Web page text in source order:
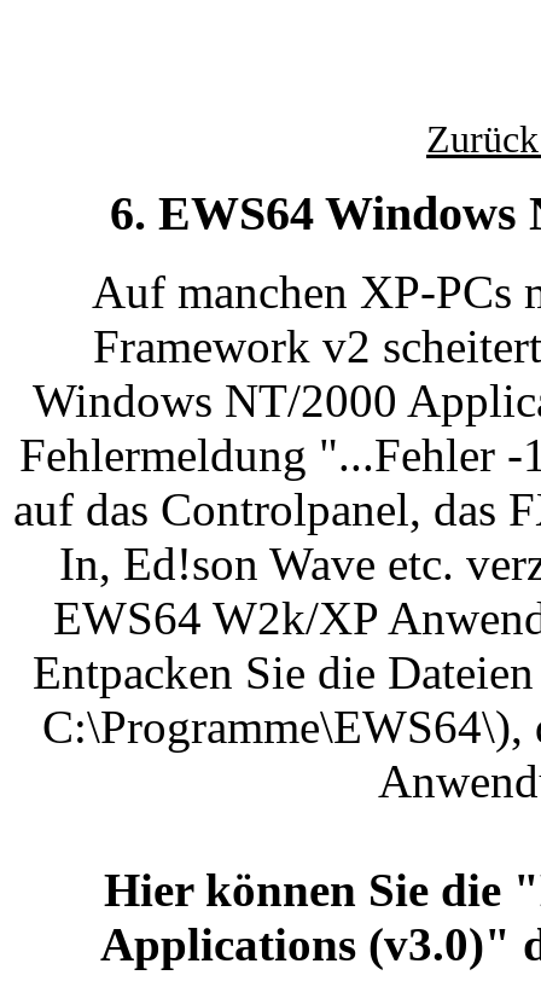
6. EWS64
Auf manchen XP-PCs
Framework v2
Windows NT/2000
Fehlermeldung "...Fehler
auf das Controlpanel, das
In, Ed!son Wave etc.
EWS64 W2k/XP
Entpacken Sie die
C:\Programme\EWS64\),
Hier können Sie die
Applications (v3.0)"